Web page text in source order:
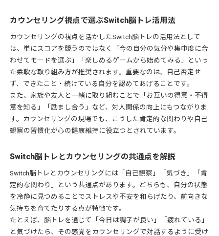
カウンセリング視点で選ぶSwitch脳トレ活用法
カウンセリングの視点を活かしたSwitch脳トレの活用法として
は、単にスコアを競うのではなく「今の自分の気分や集中度に合
わせてモードを選ぶ」「楽しめるゲームから始めてみる」といっ
た柔軟な取り組み方が推奨されます。重要なのは、自己否定せ
ず、できたこと・続けている自分を認めてあげることです。
また、家族や友人と一緒に取り組むことで「お互いの得意・不得
意を知る」「励まし合う」など、対人関係の向上にもつながりま
す。カウンセリングの現場でも、こうした肯定的な関わりや自己
観察の習慣化が心の健康維持に役立つとされています。
Switch脳トレとカウンセリングの共通点を解説
Switch脳トレとカウンセリングには「自己観察」「気づき」「肯
定的な関わり」という共通点があります。どちらも、自分の状態
を冷静に見つめることでストレスや不安を和らげたり、前向きな
気持ちを育てたりする点が特徴です。
たとえば、脳トレを通じて「今日は調子が良い」「疲れている」
と気づけたら、その感覚をカウンセリングで対話するように受け